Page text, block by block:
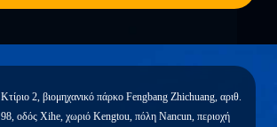
Κτίριο 2, βιομηχανικό πάρκο Fengbang Zhichuang, αριθ.
98, οδός Xihe, χωριό Kengtou, πόλη Nancun, περιοχή